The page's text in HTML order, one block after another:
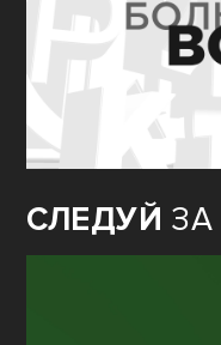
СЛЕДУЙ